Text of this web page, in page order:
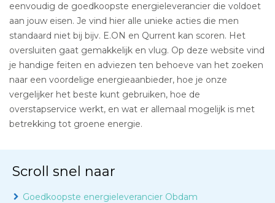
eenvoudig de goedkoopste energieleverancier die voldoet
aan jouw eisen. Je vind hier alle unieke acties die men
standaard niet bij bijv. E.ON en Qurrent kan scoren. Het
oversluiten gaat gemakkelijk en vlug. Op deze website vind
je handige feiten en adviezen ten behoeve van het zoeken
naar een voordelige energieaanbieder, hoe je onze
vergelijker het beste kunt gebruiken, hoe de
overstapservice werkt, en wat er allemaal mogelijk is met
betrekking tot groene energie.
Scroll snel naar
Goedkoopste energieleverancier Obdam